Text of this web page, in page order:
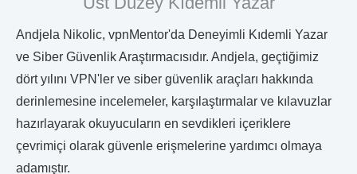
Andjela Nikolic, vpnMentor'da Deneyimli Kıdemli Yazar
ve Siber Güvenlik Araştırmacısıdır. Andjela, geçtiğimiz
dört yılını VPN'ler ve siber güvenlik araçları hakkında
derinlemesine incelemeler, karşılaştırmalar ve kılavuzlar
hazırlayarak okuyucuların en sevdikleri içeriklere
çevrimiçi olarak güvenle erişmelerine yardımcı olmaya
adamıştır.